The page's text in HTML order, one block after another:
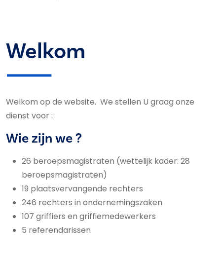
Welkom
Welkom op de website. We stellen U graag onze
dienst voor :
Wie zijn we ?
26 beroepsmagistraten (wettelijk kader: 28
beroepsmagistraten)
19 plaatsvervangende rechters
246 rechters in ondernemingszaken
107 griffiers en griffiemedewerkers
5 referendarissen